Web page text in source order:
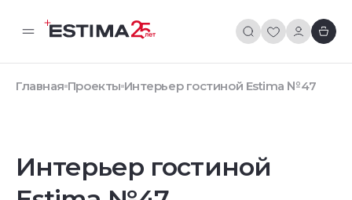
Главная Проекты Интерьер гостиной Estima №47
Интерьер гостиной